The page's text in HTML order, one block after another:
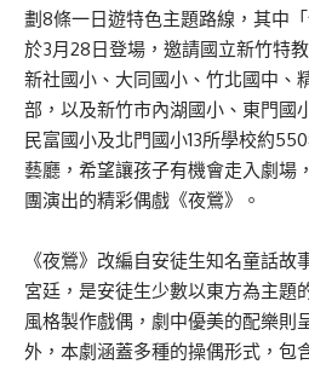
劃8條一日遊特色主題路線，其中
於3月28日登場，邀請國立新竹特
新社國小、大同國小、竹北國中、
部，以及新竹市內湖國小、東門國
民富國小及北門國小13所學校約
藝廳，希望讓孩子有機會走入劇場
團演出的精彩偶戲《夜鶯》。
《夜鶯》改編自安徒生知名童話故
宮廷，是安徒生少數以東方為主題
風格製作戲偶，劇中優美的配樂則
外，本劇涵蓋多種的操偶形式，包